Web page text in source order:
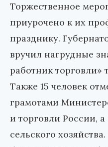
Торжественное
приурочено к их
празднику.
вручил нагрудные
работник
Также 15 человек
грамотами
и торговли России,
сельского